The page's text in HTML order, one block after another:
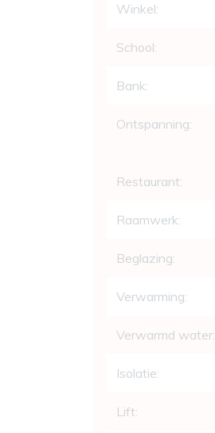
Winkel:
School:
Bank:
Ontspanning:
Restaurant:
Raamwerk:
Beglazing:
Verwarming:
Verwarmd water:
Isolatie:
Lift: